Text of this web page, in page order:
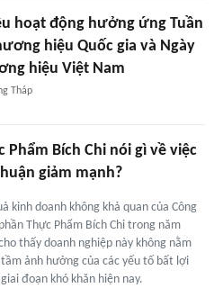
hoạt động hưởng ứng Tuần
hiệu Quốc gia và Ngày
hiệu Việt Nam
Tháp
Phẩm Bích Chi nói gì về việc
giảm mạnh?
kinh doanh không khả quan của Công
Thực Phẩm Bích Chi trong năm
thấy doanh nghiệp này không nằm
ảnh hưởng của các yếu tố bất lợi
đoạn khó khăn hiện nay.